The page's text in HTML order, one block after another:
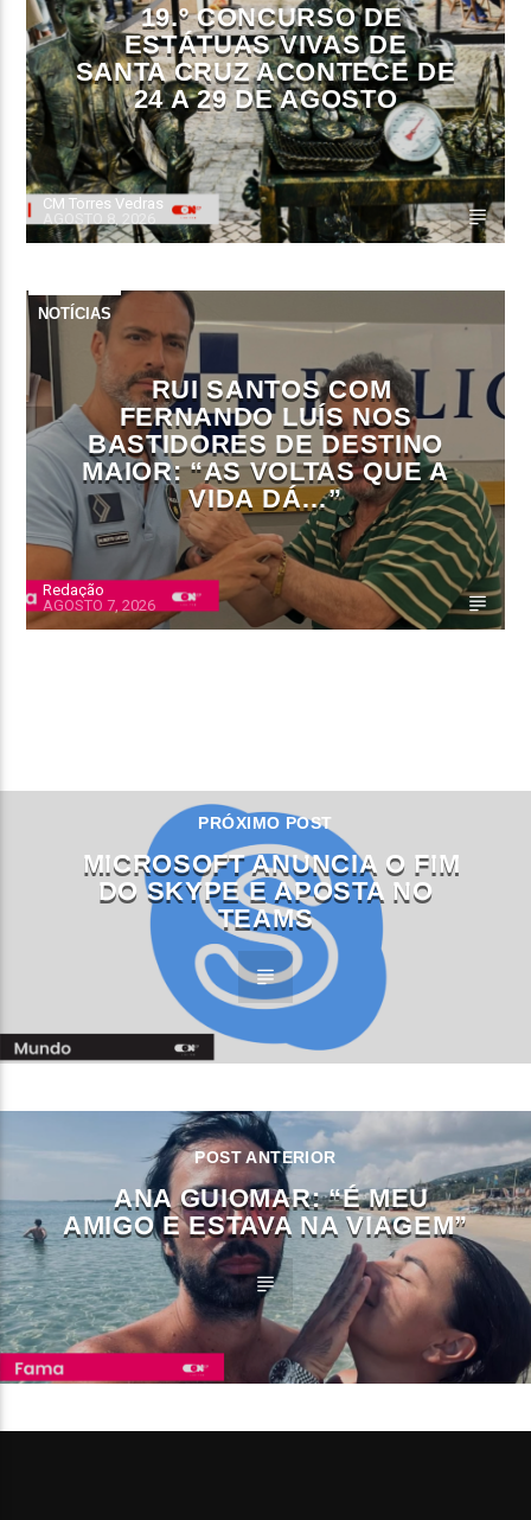
19.º CONCURSO DE
ESTÁTUAS VIVAS DE
SANTA CRUZ ACONTECE DE
24 A 29 DE AGOSTO
CM Torres Vedras
NOTÍCIAS
RUI SANTOS COM
FERNANDO LUÍS NOS
BASTIDORES DE DESTINO
MAIOR: “AS VOLTAS QUE A
VIDA DÁ…”
Redação
AGOSTO 7, 2026
PRÓXIMO POST
MICROSOFT ANUNCIA O FIM
DO SKYPE E APOSTA NO
TEAMS
POST ANTERIOR
ANA GUIOMAR: “É MEU
AMIGO E ESTAVA NA VIAGEM”